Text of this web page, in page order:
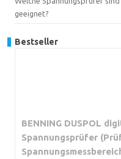
geeignet?
Bestseller
BENNING DUSPOL
Spannungsprüfer